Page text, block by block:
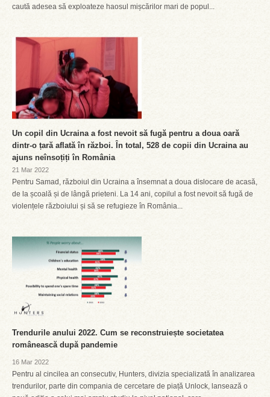
caută adesea să exploateze haosul mișcărilor mari de popul...
Un copil din Ucraina a fost nevoit să fugă pentru a doua oară
dintr-o țară aflată în război. În total, 528 de copii din Ucraina au
ajuns neînsoțiți în România
21 Mar 2022
Pentru Samad, războiul din Ucraina a însemnat a doua dislocare de acasă,
de la școală și de lângă prieteni. La 14 ani, copilul a fost nevoit să fugă de
violențele războiului și să se refugieze în România...
Trendurile anului 2022. Cum se reconstruiește societatea
românească după pandemie
16 Mar 2022
Pentru al cincilea an consecutiv, Hunters, divizia specializată în analizarea
trendurilor, parte din compania de cercetare de piață Unlock, lansează o